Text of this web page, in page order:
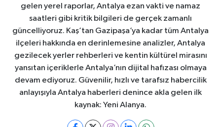
gelen yerel raporlar, Antalya ezan vakti ve namaz
saatleri gibi kritik bilgileri de gerçek zamanlı
güncelliyoruz. Kaş’tan Gazipaşa’ya kadar tüm Antalya
ilçeleri hakkında en derinlemesine analizler, Antalya
gezilecek yerler rehberleri ve kentin kültürel mirasını
yansıtan içeriklerle Antalya’nın dijital hafızası olmaya
devam ediyoruz. Güvenilir, hızlı ve tarafsız habercilik
anlayışıyla Antalya haberleri denince akla gelen ilk
kaynak: Yeni Alanya.